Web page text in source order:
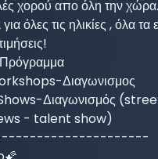
χορού απο όλη την χώρα.
όλες τις ηλικίες , όλα τα
Διαγωνισμος
Διαγωνισμός
- talent show)